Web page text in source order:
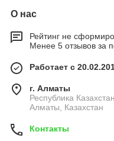
О нас
Рейтинг не
Менее 5 отзывов за
Работает с
г. Алматы
Республика
Алматы, Казахстан
Контакты